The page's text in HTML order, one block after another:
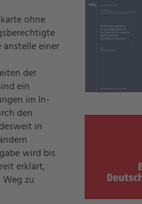
ohne
einer
der
ein
im In-
den
in
wird bis
erklärt,
zu